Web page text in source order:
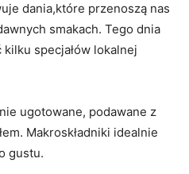
dania,które przenoszą nas
smakach. Tego dnia
specjałów lokalnej
ugotowane, podawane z
Makroskładniki idealnie
gustu.